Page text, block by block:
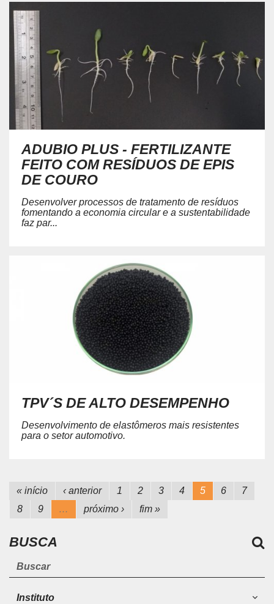
ADUBIO PLUS - FERTILIZANTE
FEITO COM RESÍDUOS DE EPIS
DE COURO
Desenvolver processos de tratamento de resíduos
fomentando a economia circular e a sustentabilidade
faz par...
TPV´S DE ALTO DESEMPENHO
Desenvolvimento de elastômeros mais resistentes
para o setor automotivo.
« início ‹ anterior 1 2 3 4 5 6
7
8
9 … próximo › fim »
BUSCA